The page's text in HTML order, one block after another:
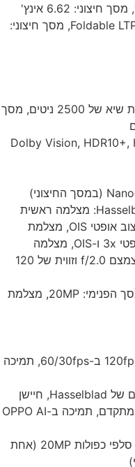
סוג תצוגה - מסך ראשי: Foldable LTPO OLED, מסך חיצוני:
בהירות תצוגה - מסך ראשי: בהירות שיא של 2500 ניטים, מסך
מצלמה ראשית - מערך צילום Hasselblad: מצלמה ראשית
200MP עם מפתח צמצם f/1.8 וייצוב אופטי OIS, מצלמת
טלפוטו פריסקופ 50MP עם זום אופטי 3x ו-OIS, מצלמה
אולטרה-רחבה 50MP עם מפתח צמצם f/2.0 וזווית של 120
מצלמה קדמית - מצלמת סלפי במסך הפנימי: 20MP, מצלמת
תכונות הקלטת וידאו - 4K ב-120fps, 4K ב-60/30fps, תמיכה
תכונות מצלמה נוספות - כיול צבעים של Hasselblad, חיישן
True Color Camera, צילום לילה מתקדם, תמיכה ב-OPPO AI
מאפייני מצלמה קידמית - מצלמות סלפי כפולות 20MP (אחת